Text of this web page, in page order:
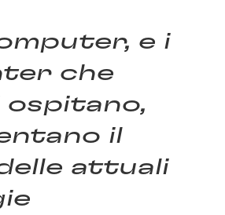
e i
che
ospitano,
il
attuali